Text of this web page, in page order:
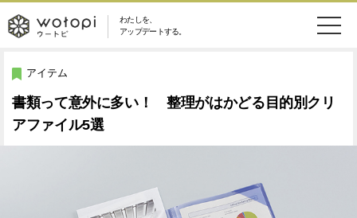
わたしを、
アップデートする。
wotopi
-
ウ
メ
ニ
ュ
恋愛・結婚
美容・コスメ 妊娠・出産
健康 ワークスタイル
ファッション
アイテム
書類って意外に多い！ 整理がはかどる目的別クリ
アファイル5選